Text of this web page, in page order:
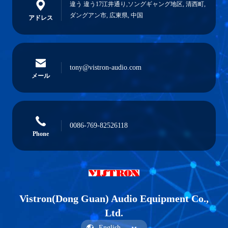
アドレス
違う 違う17江井通り,ソングギャング地区, 清西町,
ダングアン市, 広東県, 中国
メール
tony@vistron-audio.com
Phone
0086-769-82526118
Vistron(Dong Guan) Audio Equipment Co.,
Ltd.